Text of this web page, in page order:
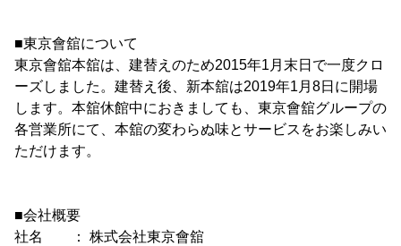
■東京會舘について
東京會舘本舘は、建替えのため2015年1月末日で一度クロ
ーズしました。建替え後、新本舘は2019年1月8日に開場
します。本舘休館中におきましても、東京會舘グループの
各営業所にて、本舘の変わらぬ味とサービスをお楽しみい
ただけます。
■会社概要
社名 ： 株式会社東京會舘